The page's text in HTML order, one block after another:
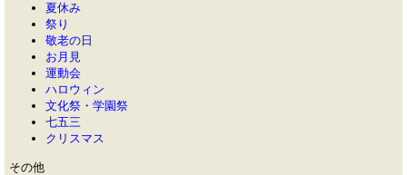
夏休み
祭り
敬老の日
お月見
運動会
ハロウィン
文化祭・学園祭
七五三
クリスマス
その他